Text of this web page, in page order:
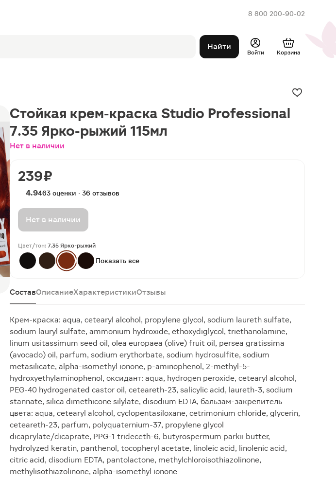
8 800 200-90-02
Найти
Войти Корзина
Стойкая крем-краска Studio Professional
7.35 Ярко-рыжий 115мл
Нет в наличии
239 ₽
4.9463 оценки · 36 отзывов
Нет в наличии
Цвет/тон: 7.35 Ярко-рыжий
Показать все
СоставОписаниеХарактеристикиОтзывы
Крем-краска: aqua, cetearyl alcohol, propylene glycol, sodium laureth sulfate,
sodium lauryl sulfate, ammonium hydroxide, ethoxydiglycol, triethanolamine,
linum usitassimum seed oil, olea europaea (olive) fruit oil, persea gratissima
(avocado) oil, parfum, sodium erythorbate, sodium hydrosulfite, sodium
metasilicate, alpha-isomethyl ionone, p-аminophenol, 2-methyl-5-
hydroxyethylaminophenol, оксидант: aqua, hydrogen peroxide, cetearyl alcohol,
PEG-40 hydrogenated castor oil, ceteareth-23, salicylic acid, laureth-3, sodium
stannate, silica dimethicone silylate, disodium EDTA, бальзам-закрепитель
цвета: aqua, cetearyl alcohol, cyclopentasiloxane, cetrimonium chloride, glycerin,
ceteareth-23, parfum, polyquaternium-37, propylene glycol
dicaprylate/dicaprate, PPG-1 trideceth-6, butyrospermum parkii butter,
hydrolyzed keratin, panthenol, tocopheryl acetate, linoleic acid, linolenic acid,
citric acid, disodium EDTA, pantolactone, methylchloroisothiazolinone,
methylisothiazolinone, alpha-isomethyl ionone